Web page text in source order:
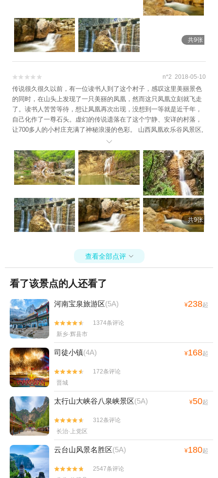
共9张

 n*2 2018-05-10
传说很久很久以前，有一位读书人到了这个村子，感叹这里美丽景色
的同时，在山头上发现了一只美丽的凤凰，然而这只凤凰立刻就飞走
了。读书人苦苦等待，想让凤凰再次出现，没想到一等就是近千年，
自己化作了一尊石头。虚幻的传说遗落在了这个宁静、安详的村落，
让700多人的小村庄充满了神秘浪漫的色彩。 山西凤凰欢乐谷风景区,
素有“太行屋脊”之称的山西省陵川县东南角，有一处充满原始气息，山
幽水清、潭瀑遍布、奇峰罗列、游鱼浅翔的世外桃源，这就是著名的
凤凰欢乐谷自然风景区。 凤凰欢乐谷主要包括门河大峡谷景区、乌龙
峡及龙峡湖景区、苍龙峡景区三部分，是避暑休闲、生态健身、野外
探险的绝佳去处。

共9张
查看全部点评 
看了该景点的人还看了
河南宝泉旅游区(5A) ¥238起


1374条评论
新乡·辉县市
司徒小镇(4A) ¥168起


172条评论
晋城
太行山大峡谷八泉峡景区(5A) ¥50起


312条评论
长治·上党区
云台山风景名胜区(5A) ¥180起


2547条评论